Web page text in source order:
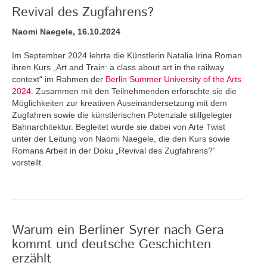
Revival des Zugfahrens?
Naomi Naegele, 16.10.2024
Im September 2024 lehrte die Künstlerin Natalia Irina Roman
ihren Kurs „Art and Train: a class about art in the railway
context“ im Rahmen der Berlin Summer University of the Arts
2024 . Zusammen mit den Teilnehmenden erforschte sie die
Möglichkeiten zur kreativen Auseinandersetzung mit dem
Zugfahren sowie die künstlerischen Potenziale stillgelegter
Bahnarchitektur. Begleitet wurde sie dabei von Arte Twist
unter der Leitung von Naomi Naegele, die den Kurs sowie
Romans Arbeit in der Doku „Revival des Zugfahrens?“
vorstellt.
Warum ein Berliner Syrer nach Gera
kommt und deutsche Geschichten
erzählt